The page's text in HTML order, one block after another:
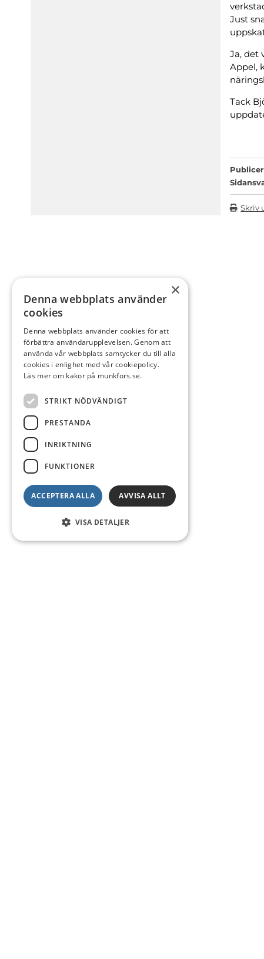
Just
Ja, det
Appel,
Tack
Skriv
×
Denna webbplats använder
cookies
Denna webbplats använder cookies för att
förbättra användarupplevelsen. Genom att
använda vår webbplats samtycker du till alla
cookies i enlighet med vår cookiepolicy.
Läs mer om kakor på munkfors.se.
STRIKT NÖDVÄNDIGT
PRESTANDA
INRIKTNING
FUNKTIONER
ACCEPTERA ALLA AVVISA ALLT
VISA DETALJER